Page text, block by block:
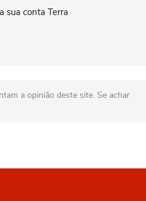
sua conta Terra
a opinião deste site. Se achar